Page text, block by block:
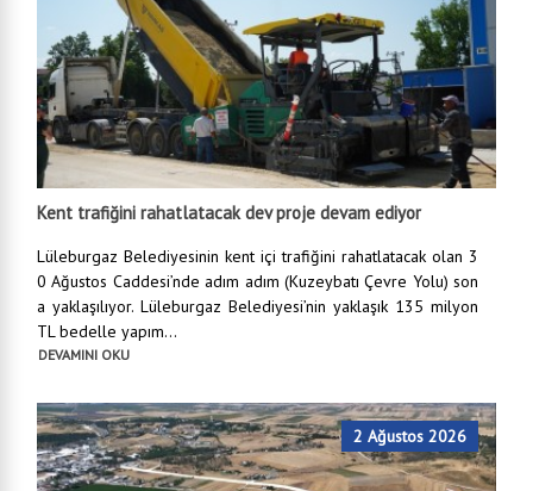
Kent trafiğini rahatlatacak dev proje devam ediyor
Lüleburgaz Belediyesinin kent içi trafiğini rahatlatacak olan 3
0 Ağustos Caddesi’nde adım adım (Kuzeybatı Çevre Yolu) son
a yaklaşılıyor. Lüleburgaz Belediyesi’nin yaklaşık 135 milyon
TL bedelle yapım...
DEVAMINI OKU
2 Ağustos 2026